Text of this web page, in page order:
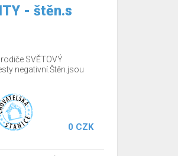
- štěn.s
SVĚTOVÝ
negativní.Štěn.jsou
0 CZK